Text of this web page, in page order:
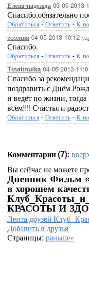
Елена-надежда 03-05-2013-
Спасибо,обязательно
Обратиться - Ответить - К
ессения 04-05-2013-10:12
Спасибо.
Обратиться - Ответить - К
Tinatinulka 04-05-2013-
Спасибо за
поздравить с Днём
и ведёт по жизни,
всём!!!! Счастья и
Обратиться - Ответить - К
Комментарии (7):
Вы сейчас не можете
Дневник Фильм
в хорошем
КРАСОТЫ И
Лента друзей
Добавить в друзья
Страницы: раньше»